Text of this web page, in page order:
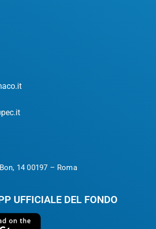
14 00197 – Roma
UFFICIALE DEL FONDO